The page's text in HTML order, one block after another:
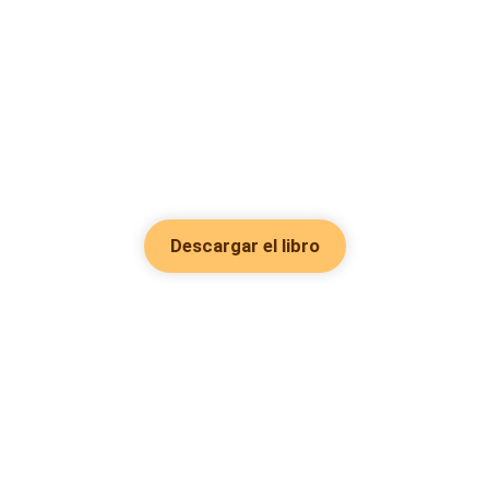
Descargar el libro